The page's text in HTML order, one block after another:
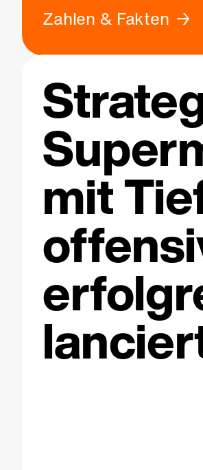
Zahlen & Fakten
mit